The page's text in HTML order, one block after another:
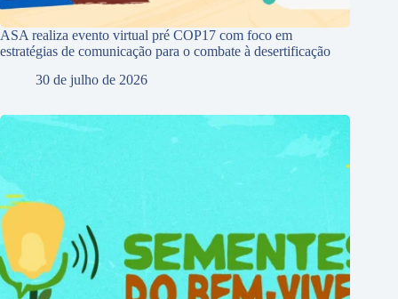
ASA realiza evento virtual pré COP17 com foco em
estratégias de comunicação para o combate à desertificação
30 de julho de 2026